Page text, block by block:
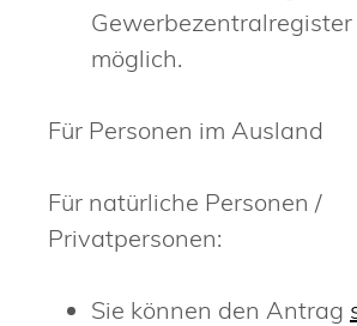
möglich.
Für Personen im Ausland
Für natürliche Personen /
Privatpersonen:
Sie können den Antrag